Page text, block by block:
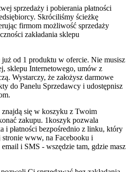
sprzedaży i pobierania płatności
Skróciliśmy ścieżkę
firmom możliwość sprzedaży
zakładania sklepu
już od 1 produktu w ofercie. Nie musisz
sklepu Internetowego, umów z
Wystarczy, że założysz darmowe
do Panelu Sprzedawcy i udostępnisz
się w koszyku z Twoim
zakupu. 1koszyk pozwala
i płatności bezpośrednio z linku, który
stronie www, na Facebooku i
i SMS - wszędzie tam, gdzie masz